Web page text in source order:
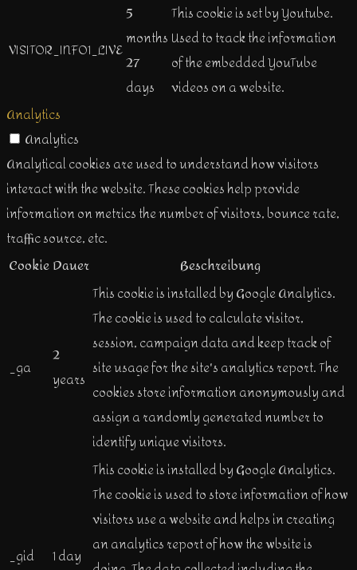
VISITOR_INFO1_LIVE
5
months
27
days
This cookie is set by Youtube.
Used to track the information
of the embedded YouTube
videos on a website.
Analytics
Analytics
Analytical cookies are used to understand how visitors
interact with the website. These cookies help provide
information on metrics the number of visitors, bounce rate,
traffic source, etc.
CookieDauer Beschreibung
_ga
2
years
This cookie is installed by Google Analytics.
The cookie is used to calculate visitor,
session, campaign data and keep track of
site usage for the site's analytics report. The
cookies store information anonymously and
assign a randomly generated number to
identify unique visitors.
_gid 1 day
This cookie is installed by Google Analytics.
The cookie is used to store information of how
visitors use a website and helps in creating
an analytics report of how the wbsite is